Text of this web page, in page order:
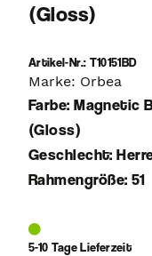
(Gloss)
Artikel-Nr.: T10151BD
Marke: Orbea
Farbe: Magnetic
(Gloss)
Geschlecht:
Rahmengröße: 51
5-10 Tage Lieferzeit